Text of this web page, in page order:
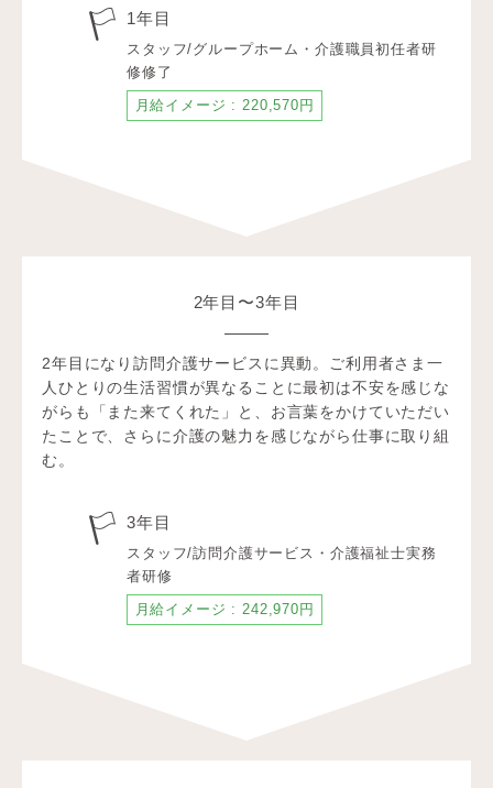
1年目
スタッフ/グループホーム・介護職員初任者研
修修了
月給イメージ : 220,570円
2年目〜3年目
2年目になり訪問介護サービスに異動。ご利用者さま一
人ひとりの生活習慣が異なることに最初は不安を感じな
がらも「また来てくれた」と、お言葉をかけていただい
たことで、さらに介護の魅力を感じながら仕事に取り組
む。
3年目
スタッフ/訪問介護サービス・介護福祉士実務
者研修
月給イメージ : 242,970円